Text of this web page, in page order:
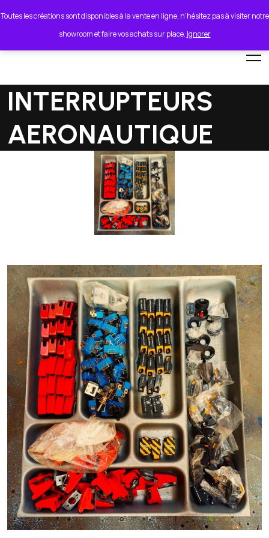
Toutes les créations sont disponibles à la vente en ligne, n'hésitez pas à visiter notre
showroom et faire vos achats sur place. Ignorer
lionel.cordeiro55@orange.fr
INTERRUPTEURS
AERONAUTIQUE